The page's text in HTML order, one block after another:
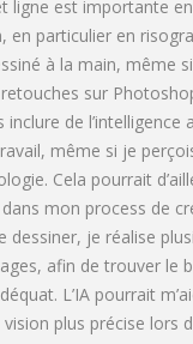
ligne est importante
en particulier en
à la main, même
sur
inclure de l’intelligence
même si je
Cela pourrait
dans mon process de
dessiner, je réalise
afin de trouver le
L’IA pourrait
plus précise lors